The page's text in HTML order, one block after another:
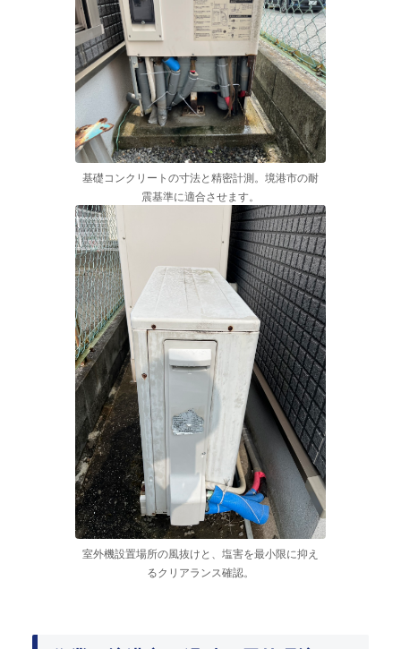
基礎コンクリートの寸法と精密計測。境港市の耐
震基準に適合させます。
室外機設置場所の風抜けと、塩害を最小限に抑え
るクリアランス確認。